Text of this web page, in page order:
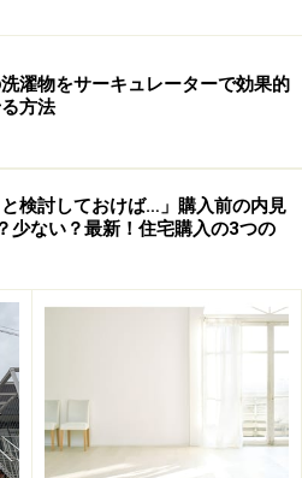
せ詰めて並べた？ ちょっと間
の写真が飾られている。中田宏前
壁に掛けられていたのは、スペー
。どんな料理が並んだのかのほ
濯物をサーキュレーターで効果的
方法
と検討しておけば…」購入前の内見
少ない？最新！住宅購入の3つの